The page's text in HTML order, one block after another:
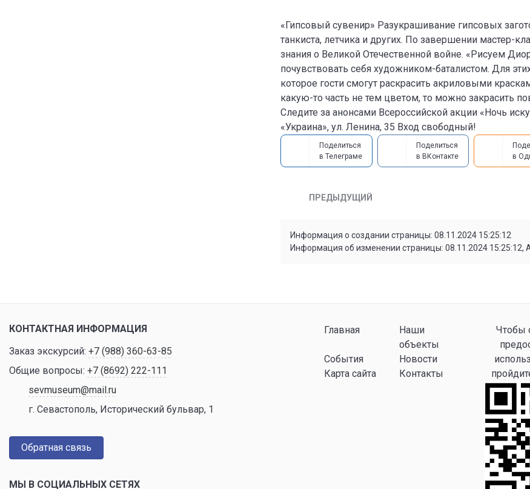
«Гипсовый сувенир» Разукрашивание гипсовых
танкиста, летчика и других. По завершении мастер-
знания о Великой Отечественной войне. «Рисуем
почувствовать себя художником-баталистом. Для
которое гости смогут раскрасить акриловыми
какую-то часть не тем цветом, то можно закрасить
Следите за анонсами Всероссийской акции «Ночь
«Украина», ул. Ленина, 35 Вход свободный!
Поделиться
в Телеграме
Поделиться
в ВКонтакте
в
ПРЕДЫДУЩИЙ
Информация о создании страницы: 08.11.2024 15:25:12
Информация об изменении страницы: 08.11.2024 15:25:12,
КОНТАКТНАЯ ИНФОРМАЦИЯ
Заказ экскурсий: +7 (988) 360-63-85
Общие вопросы: +7 (8692) 222-111
sevmuseum@mail.ru
г. Севастополь, Исторический бульвар, 1
Обратная связь
МЫ В СОЦИАЛЬНЫХ СЕТЯХ
Главная
Наши
объекты
События
Новости
Карта сайта
Контакты
Чтобы